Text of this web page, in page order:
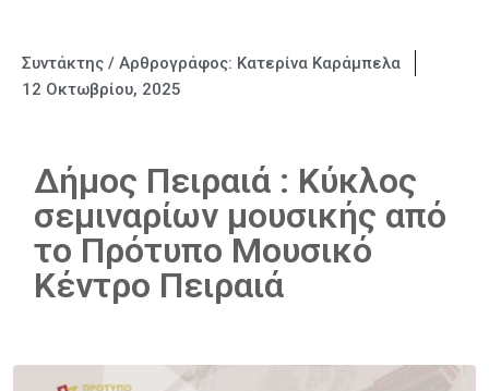
Συντάκτης / Αρθρογράφος: Κατερίνα Καράμπελα
12 Οκτωβρίου, 2025
Δήμος Πειραιά : Κύκλος
σεμιναρίων μουσικής από
το Πρότυπο Μουσικό
Κέντρο Πειραιά